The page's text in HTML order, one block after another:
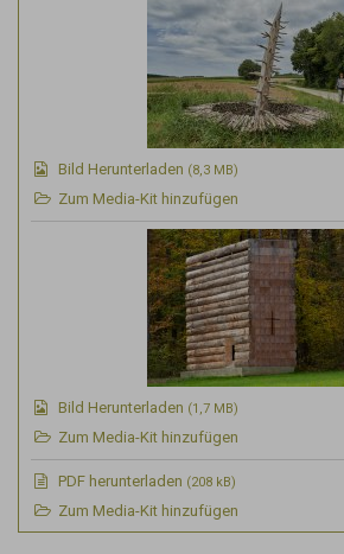
Bild Herunterladen (8,3 MB)
Zum Media-Kit hinzufügen
Bild Herunterladen (1,7 MB)
Zum Media-Kit hinzufügen
PDFherunterladen (208 kB)
Zum Media-Kit hinzufügen